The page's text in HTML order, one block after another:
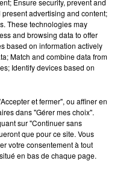
votre balade
Voir plus
figure
de
Ensure security, prevent and
advertising and content;
These technologies may
and browsing data to offer
based on information actively
Match and combine data from
Identify devices based on
et fermer", ou affiner en
dans "Gérer mes choix".
sur "Continuer sans
que pour ce site. Vous
votre consentement à tout
en bas de chaque page.